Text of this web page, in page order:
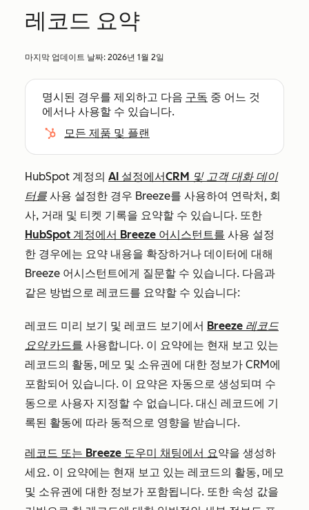
레코드 요약
마지막 업데이트 날짜: 2026년 1월 2일
명시된 경우를 제외하고 다음 구독 중 어느 것
에서나 사용할 수 있습니다.
모든 제품 및 플랜
HubSpot 계정의 AI 설정에서CRM 및 고객 대화 데이
터를 사용 설정한 경우 Breeze를 사용하여 연락처, 회
사, 거래 및 티켓 기록을 요약할 수 있습니다. 또한
HubSpot 계정에서 Breeze 어시스턴트를 사용 설정
한 경우에는 요약 내용을 확장하거나 데이터에 대해
Breeze 어시스턴트에게 질문할 수 있습니다. 다음과
같은 방법으로 레코드를 요약할 수 있습니다:
레코드 미리 보기 및 레코드 보기에서 Breeze 레코드
요약카드를 사용합니다. 이 요약에는 현재 보고 있는
레코드의 활동, 메모 및 소유권에 대한 정보가 CRM에
포함되어 있습니다. 이 요약은 자동으로 생성되며 수
동으로 사용자 지정할 수 없습니다. 대신 레코드에 기
록된 활동에 따라 동적으로 영향을 받습니다.
레코드 또는 Breeze 도우미 채팅에서 요약을 생성하
세요. 이 요약에는 현재 보고 있는 레코드의 활동, 메모
및 소유권에 대한 정보가 포함됩니다. 또한 속성 값을